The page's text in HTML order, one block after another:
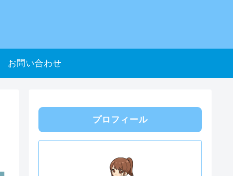
お問い合わせ
プロフィール